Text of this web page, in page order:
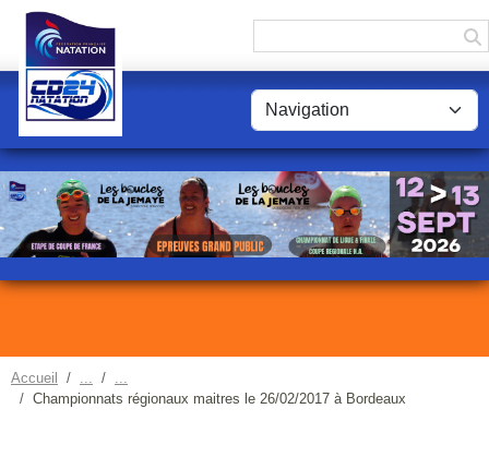
Accueil
Championnats régionaux maitres le 26/02/2017 à Bordeaux
Panneau de gestion des cookies